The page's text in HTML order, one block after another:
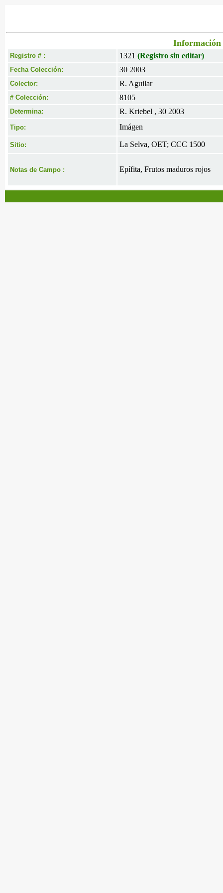
Información
Registro # : 1321 (Registro sin editar)
Fecha Colección: 30 2003
Colector: R. Aguilar
# Colección: 8105
Determina: R. Kriebel , 30 2003
Tipo: Imágen
Sitio: La Selva, OET; CCC 1500
Notas de Campo : Epífita, Frutos maduros rojos